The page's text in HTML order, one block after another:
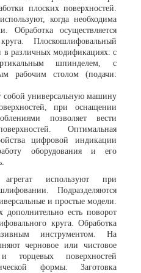
плоских поверхностей.
когда необходима
Обработка осуществляется
Плоскошлифовальный
в различных модификациях: с
шпинделем, с
рабочим столом (подачи:
собой универсальную машину
при оснащении
позволяет вести
Оптимальная
цифровой индикации
оборудования и его
используют при
Подразделяются
и простые модели.
дополнительно есть поворот
круга. Обработка
инструментом. На
черновое или чистовое
поверхностей
формы. Заготовка